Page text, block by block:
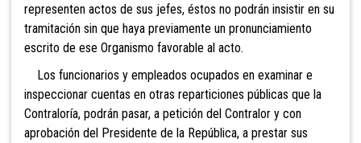
representen actos de sus jefes, éstos no podrán insistir en su
tramitación sin que haya previamente un pronunciamiento
escrito de ese Organismo favorable al acto.
Los funcionarios y empleados ocupados en examinar e
inspeccionar cuentas en otras reparticiones públicas que la
Contraloría, podrán pasar, a petición del Contralor y con
aprobación del Presidente de la República, a prestar sus